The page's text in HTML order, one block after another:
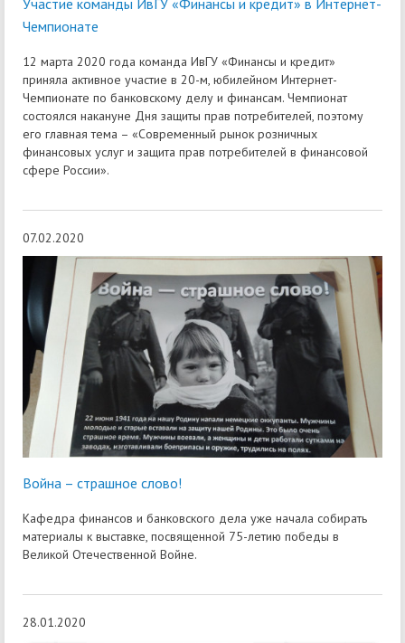
Чемпионате
12 марта 2020 года команда ИвГУ «Финансы и кредит»
приняла активное участие в 20-м, юбилейном Интернет-
Чемпионате по банковскому делу и финансам. Чемпионат
состоялся накануне Дня защиты прав потребителей, поэтому
его главная тема – «Современный рынок розничных
финансовых услуг и защита прав потребителей в финансовой
сфере России».
07.02.2020
Война – страшное слово!
Кафедра финансов и банковского дела уже начала собирать
материалы к выставке, посвященной 75-летию победы в
Великой Отечественной Войне.
28.01.2020